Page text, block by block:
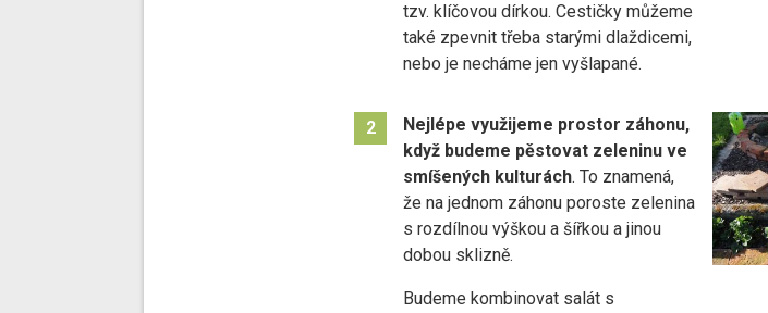
tzv. klíčovou dírkou. Cestičky můžeme
také zpevnit třeba starými dlaždicemi,
nebo je necháme jen vyšlapané.
2
Nejlépe využijeme prostor záhonu,
když budeme pěstovat zeleninu ve
smíšených kulturách. To znamená,
že na jednom záhonu poroste zelenina
s rozdílnou výškou a šířkou a jinou
dobou sklizně.
Budeme kombinovat salát s